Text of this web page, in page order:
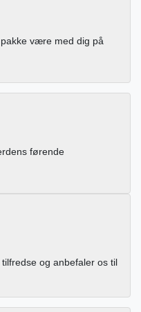
være med dig på
førende
og anbefaler os til